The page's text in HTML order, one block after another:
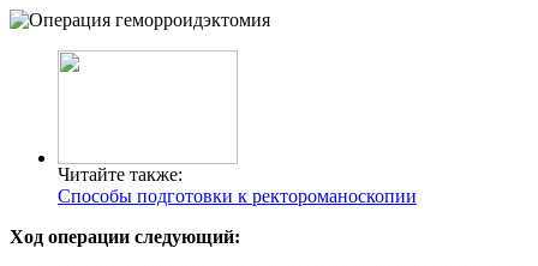
Читайте также:
Способы подготовки к ректороманоскопии
Ход операции следующий: